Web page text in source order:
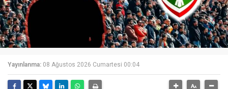
Yayınlanma: 08 Ağustos 2026 Cumartesi 00:04